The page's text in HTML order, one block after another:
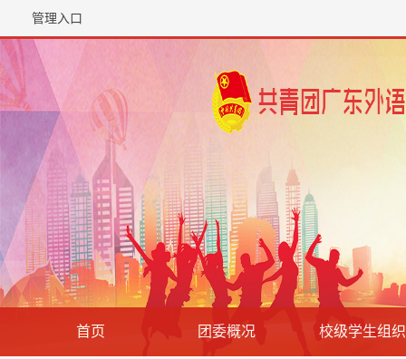
管理入口
首页 团委概况 校级学生组织